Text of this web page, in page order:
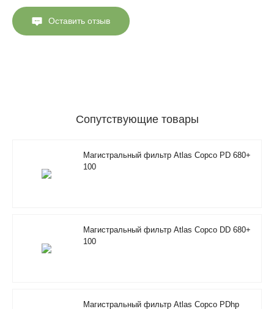
Оставить отзыв
Сопутствующие товары
Магистральный фильтр Atlas Copco PD 680+
100
Магистральный фильтр Atlas Copco DD 680+
100
Магистральный фильтр Atlas Copco PDhp